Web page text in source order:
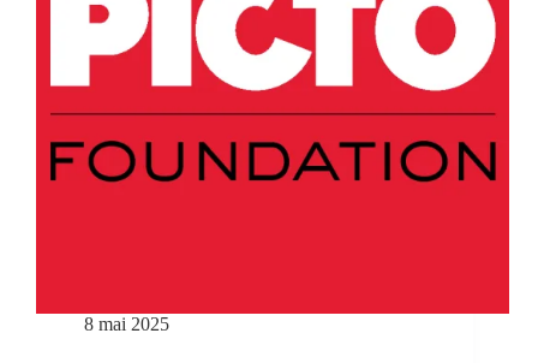
8 mai 2025